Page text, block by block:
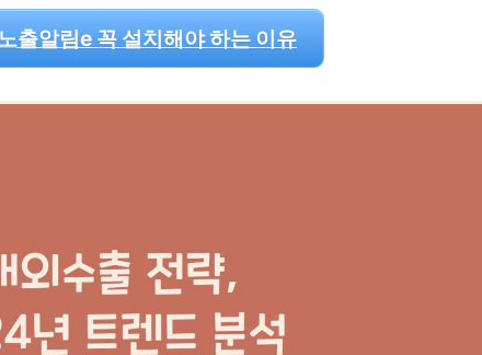
출알림e 꼭 설치해야 하는 이유